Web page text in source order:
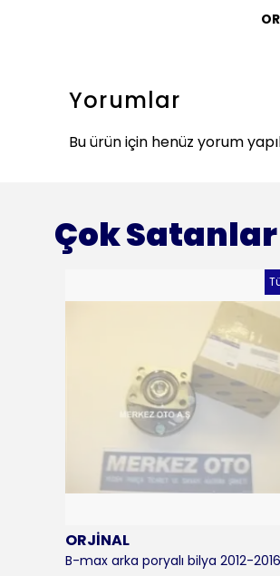
Yorumlar
Bu ürün için henüz yorum
Çok Satanlar
ORJİNAL